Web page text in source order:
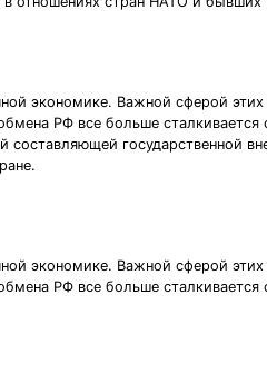
экономике. Важной сферой
РФ все больше
государственной
экономике. Важной сферой
РФ все больше